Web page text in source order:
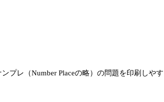
プレ（Number Placeの略）の問題を印刷しやす